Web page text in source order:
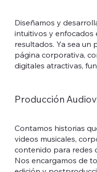
Diseñamos y
intuitivos y enfocados
resultados. Ya sea un
página corporativa,
digitales atractivas,
Producción
Contamos historias
videos musicales,
contenido para redes
Nos encargamos de